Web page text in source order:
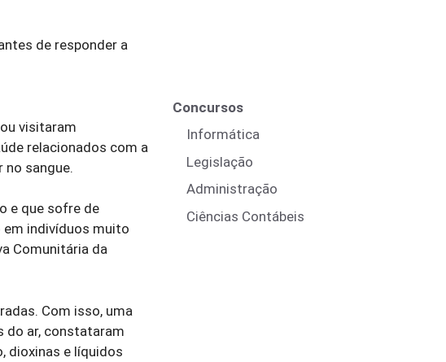
de responder a
visitaram
relacionados com a
sangue.
e que sofre de
em indivíduos muito
Comunitária da
Com isso, uma
do ar, constataram
dioxinas e líquidos
Concursos
Informática
Legislação
Administração
Ciências Contábeis